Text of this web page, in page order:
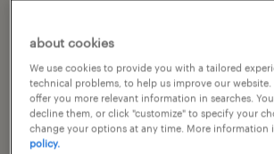
job category
installation, maintenance &
about cookies
We use cookies to provide you with a tailored
technical problems, to help us improve our website.
offer you more relevant information in searches.
decline them, or click "customize" to specify your
change your options at any time. More information
policy.